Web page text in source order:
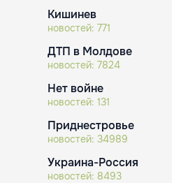
Кишинев
новостей: 771
ДТП в Молдове
новостей: 7824
Нет войне
новостей: 131
Приднестровье
новостей: 34989
Украина-Россия
новостей: 8493